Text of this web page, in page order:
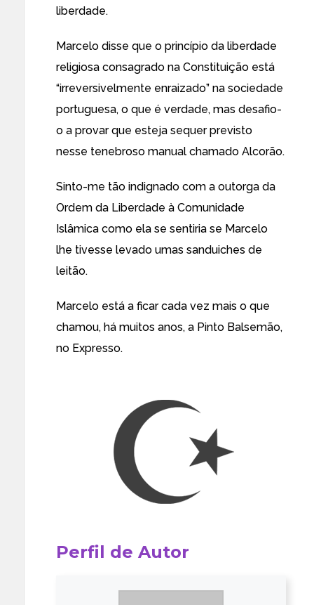
liberdade.
Marcelo disse que o princípio da liberdade
religiosa consagrado na Constituição está
“irreversivelmente enraizado” na sociedade
portuguesa, o que é verdade, mas desafio-
o a provar que esteja sequer previsto
nesse tenebroso manual chamado Alcorão.
Sinto-me tão indignado com a outorga da
Ordem da Liberdade à Comunidade
Islâmica como ela se sentiria se Marcelo
lhe tivesse levado umas sanduiches de
leitão.
Marcelo está a ficar cada vez mais o que
chamou, há muitos anos, a Pinto Balsemão,
no Expresso.
Perfil de Autor